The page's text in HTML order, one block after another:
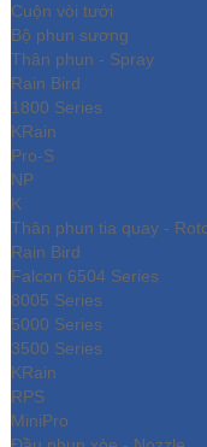
Cuộn vòi tưới
Bộ phun sương
Thân phun - Spray
Rain Bird
1800 Series
KRain
Pro-S
NP
K
Thân phun tia quay -
Rain Bird
Falcon 6504 Series
8005 Series
5000 Series
3500 Series
KRain
RPS
MiniPro